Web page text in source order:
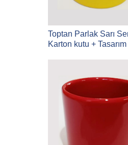
Toptan Parlak Sarı
Karton kutu + Tasarım